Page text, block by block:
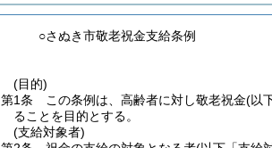
○さぬき市敬老祝金支給条例
(目的)
第1条
この条例は、高齢者に対し敬老祝金(以
ることを目的とする。
(支給対象者)